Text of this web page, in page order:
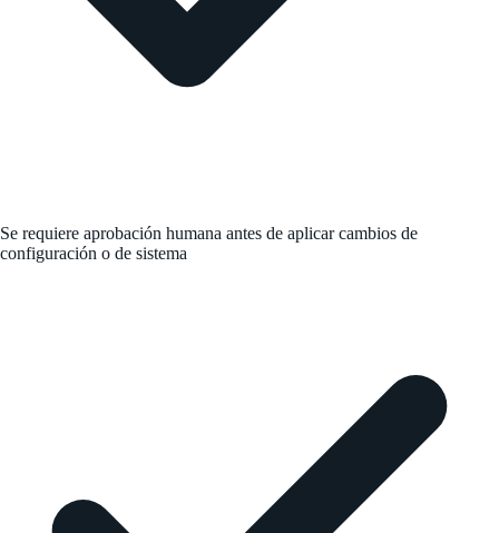
Se requiere aprobación humana antes de aplicar cambios de
configuración o de sistema